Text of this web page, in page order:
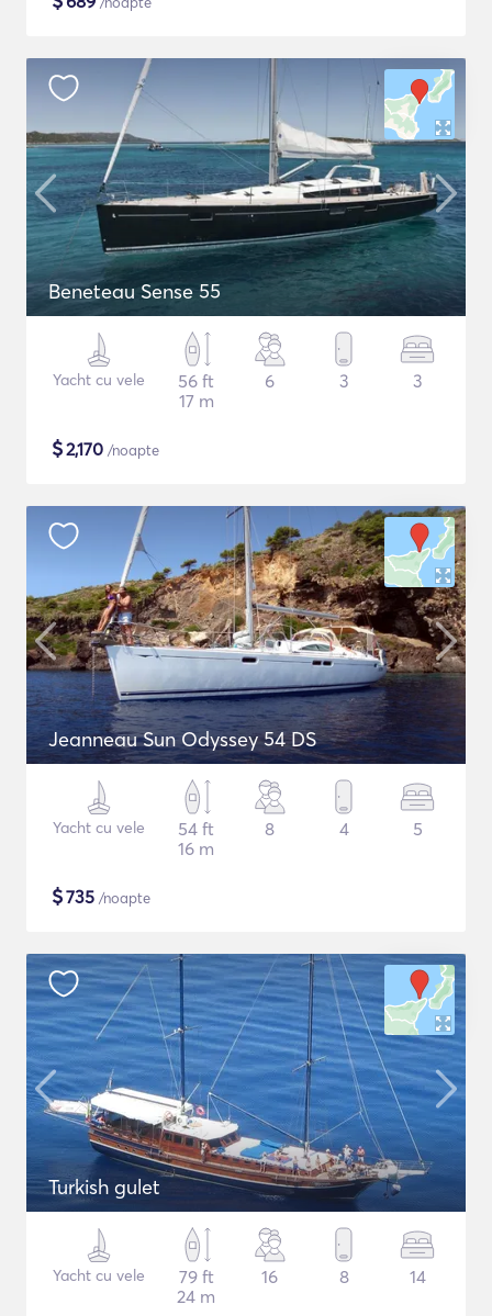
Beneteau Sense 55
Yacht cu vele
56 ft
17 m
6 3 3
$2,170 /noapte
Jeanneau Sun Odyssey 54 DS
Yacht cu vele
54 ft
16 m
8 4 5
$735 /noapte
Turkish gulet
Yacht cu vele
79 ft
24 m
16 8 14